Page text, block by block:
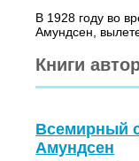
В 1928 году во
Амундсен,
Книги
Всемирный
Амундсен